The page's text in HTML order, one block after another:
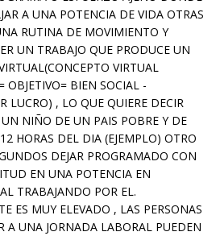
A UNA POTENCIA DE VIDA OTRAS
RUTINA DE MOVIMIENTO Y
UN TRABAJO QUE PRODUCE UN
VIRTUAL
OBJETIVO= BIEN SOCIAL -
LUCRO) , LO QUE QUIERE DECIR
NIÑO DE UN PAIS POBRE Y DE
HORAS DEL DIA (EJEMPLO) OTRO
DEJAR PROGRAMADO CON
EN UNA POTENCIA EN
TRABAJANDO POR EL.
ES MUY ELEVADO , LAS PERSONAS
A UNA JORNADA LABORAL PUEDEN